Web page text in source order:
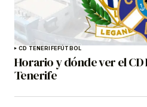
CD TENERIFEFÚTBOL
Horario y dónde ver el CD
Tenerife